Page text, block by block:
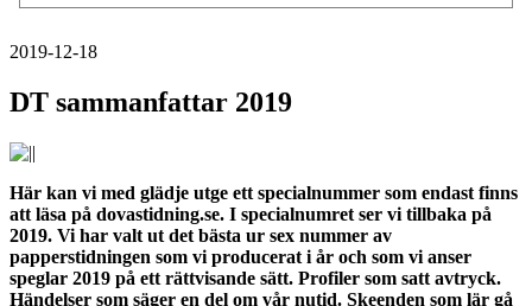
2019-12-18
DT sammanfattar 2019
Här kan vi med glädje utge ett specialnummer som endast finns
att läsa på dovastidning.se. I specialnumret ser vi tillbaka på
2019. Vi har valt ut det bästa ur sex nummer av
papperstidningen som vi producerat i år och som vi anser
speglar 2019 på ett rättvisande sätt. Profiler som satt avtryck.
Händelser som säger en del om vår nutid. Skeenden som lär gå